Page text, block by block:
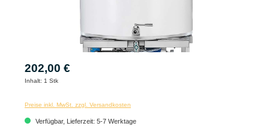
202,00 €
Inhalt: 1 Stk
Preise inkl. MwSt. zzgl. Versandkosten
Verfügbar, Lieferzeit: 5-7 Werktage